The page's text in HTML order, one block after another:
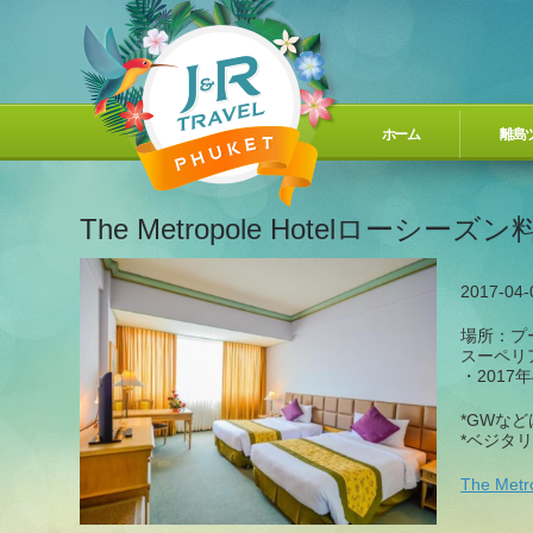
ホーム 離島
The Metropole Hotelローシーズン
2017-04-
場所：プ
スーペ
・2017
*GWな
*ベジタ
The